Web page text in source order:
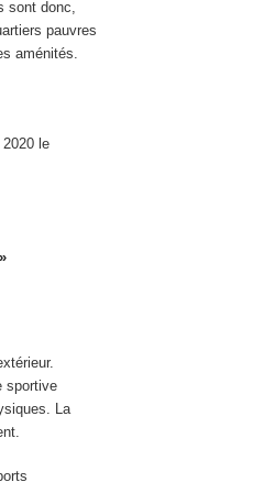
sont donc,
pauvres
aménités.
le
sportive
La